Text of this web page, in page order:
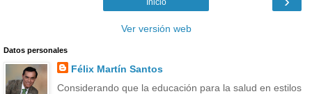
Ver versión web
Datos personales
Félix Martín Santos
Considerando que la educación para la salud en estilos